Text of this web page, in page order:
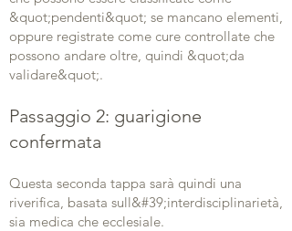
&quot;pendenti&quot; se mancano elementi,
oppure registrate come cure controllate che
possono andare oltre, quindi &quot;da
validare&quot;.
Passaggio 2: guarigione
confermata
Questa seconda tappa sarà quindi una
riverifica, basata sull&#39;interdisciplinarietà,
sia medica che ecclesiale.